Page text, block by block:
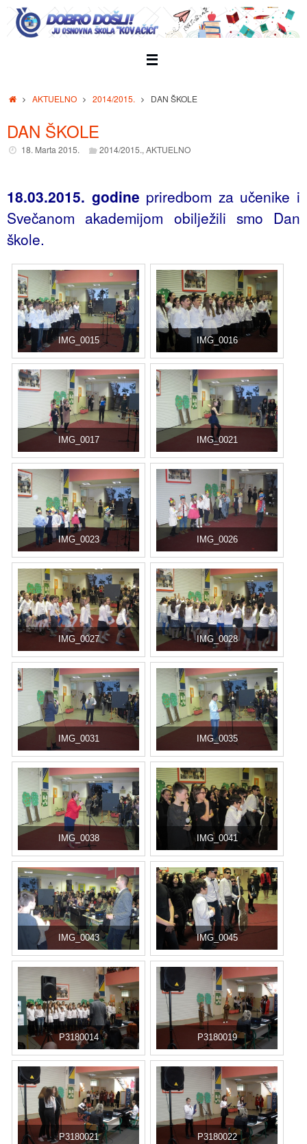
Skip
content
HomeAKTUELNO 2014/2015. DAN ŠKOLE
DAN ŠKOLE
18. Marta 2015. 2014/2015.,AKTUELNO
18.03.2015. godine priredbom za učenike i
Svečanom akademijom obilježili smo Dan
škole.
IMG_0015 IMG_0016
IMG_0017 IMG_0021
IMG_0023 IMG_0026
IMG_0027 IMG_0028
IMG_0031 IMG_0035
IMG_0038 IMG_0041
IMG_0043 IMG_0045
P3180014 P3180019
P3180021 P3180022